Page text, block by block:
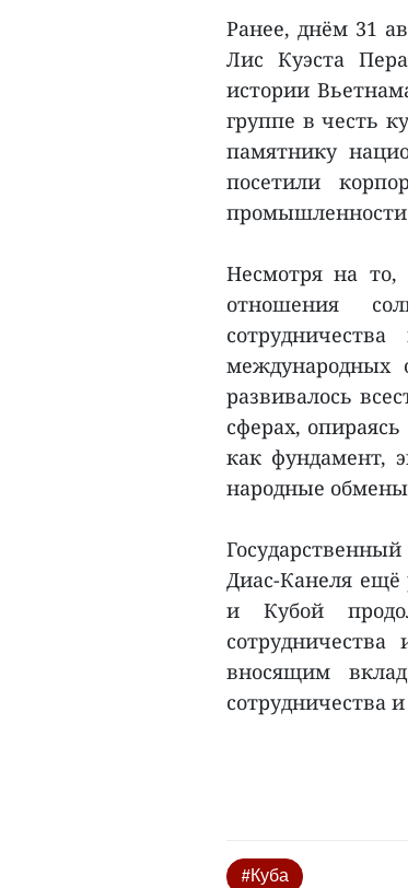
Ранее, днём 31
Лис Куэста
истории
группе в честь
памятнику
посетили
Несмотря на то,
отношения
международных
развивалось
сферах,
как фундамент,
народные
Диас-Канеля ещё
и Кубой
вносящим
сотрудничества
#Куба